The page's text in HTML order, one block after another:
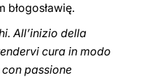
błogosławię.
All’inizio della
cura in modo
passione